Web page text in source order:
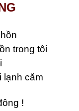
trong tôi
lạnh căm
!